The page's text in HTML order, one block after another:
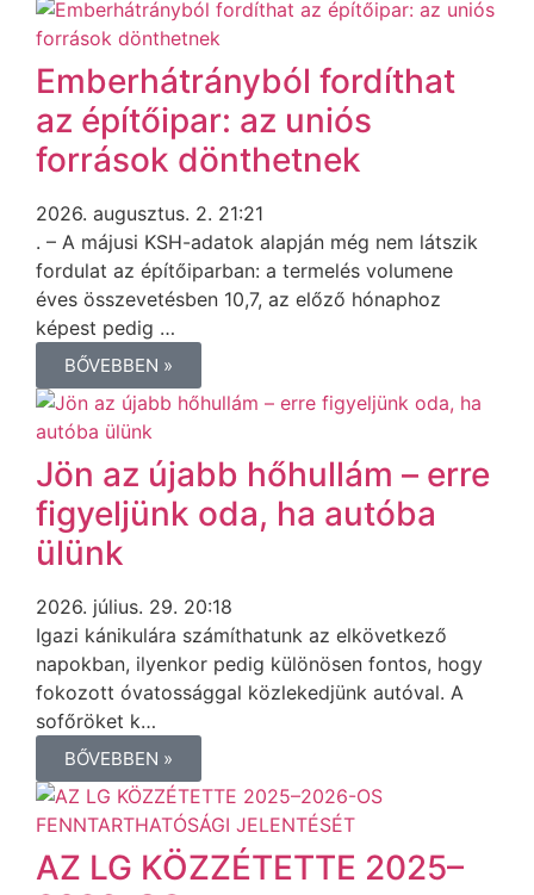
Emberhátrányból fordíthat
az építőipar: az uniós
források dönthetnek
2026. augusztus. 2. 21:21
. – A májusi KSH-adatok alapján még nem látszik
fordulat az építőiparban: a termelés volumene
éves összevetésben 10,7, az előző hónaphoz
képest pedig …
BŐVEBBEN »
Jön az újabb hőhullám – erre
figyeljünk oda, ha autóba
ülünk
2026. július. 29. 20:18
Igazi kánikulára számíthatunk az elkövetkező
napokban, ilyenkor pedig különösen fontos, hogy
fokozott óvatossággal közlekedjünk autóval. A
sofőröket k…
BŐVEBBEN »
AZ LG KÖZZÉTETTE 2025–